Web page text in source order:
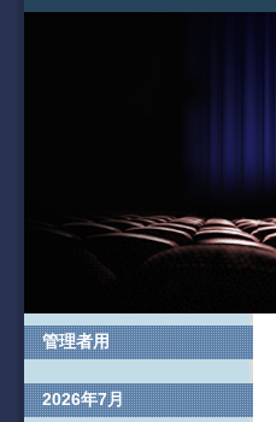
管理者用
2026年7月